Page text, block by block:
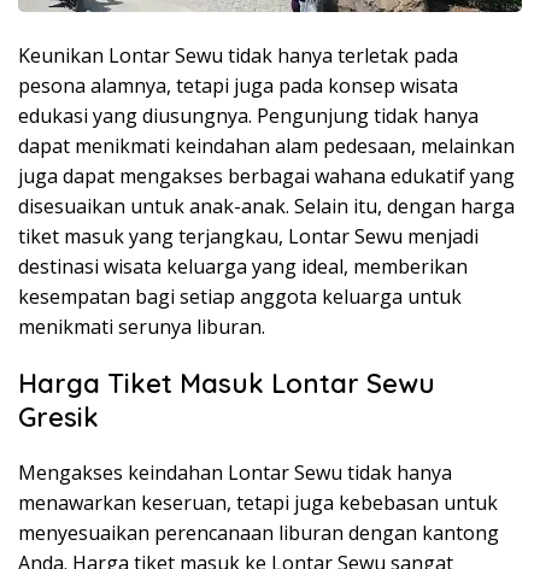
Keunikan Lontar Sewu tidak hanya terletak pada
pesona alamnya, tetapi juga pada konsep wisata
edukasi yang diusungnya. Pengunjung tidak hanya
dapat menikmati keindahan alam pedesaan, melainkan
juga dapat mengakses berbagai wahana edukatif yang
disesuaikan untuk anak-anak. Selain itu, dengan harga
tiket masuk yang terjangkau, Lontar Sewu menjadi
destinasi wisata keluarga yang ideal, memberikan
kesempatan bagi setiap anggota keluarga untuk
menikmati serunya liburan.
Harga Tiket Masuk Lontar Sewu
Gresik
Mengakses keindahan Lontar Sewu tidak hanya
menawarkan keseruan, tetapi juga kebebasan untuk
menyesuaikan perencanaan liburan dengan kantong
Anda. Harga tiket masuk ke Lontar Sewu sangat